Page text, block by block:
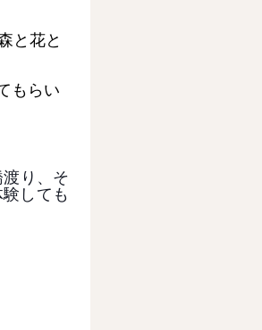
と花と
もらい
り、そ
しても